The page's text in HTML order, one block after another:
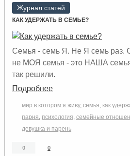
Журнал статей
КАК УДЕРЖАТЬ В СЕМЬЕ?
Семья - семь Я. Не Я семь раз.
не МОЯ семья - это НАША
так решили.
Подробнее
мир в котором я живу, семья, как
парня, психология, семейные
девушка и парень
0 0